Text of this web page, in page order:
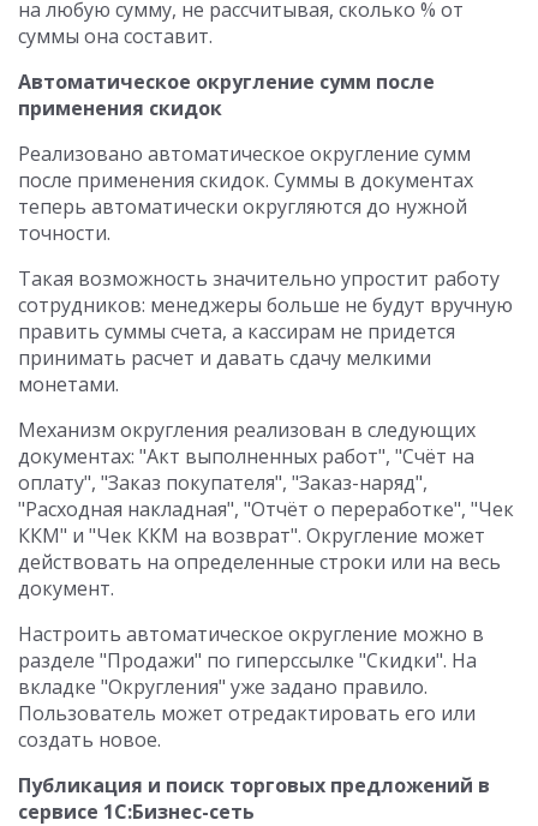
на любую сумму, не рассчитывая, сколько % от
суммы она составит.
Автоматическое округление сумм после
применения скидок
Реализовано автоматическое округление сумм
после применения скидок. Суммы в документах
теперь автоматически округляются до нужной
точности.
Такая возможность значительно упростит работу
сотрудников: менеджеры больше не будут вручную
править суммы счета, а кассирам не придется
принимать расчет и давать сдачу мелкими
монетами.
Механизм округления реализован в следующих
документах: "Акт выполненных работ", "Счёт на
оплату", "Заказ покупателя", "Заказ-наряд",
"Расходная накладная", "Отчёт о переработке", "Чек
ККМ" и "Чек ККМ на возврат". Округление может
действовать на определенные строки или на весь
документ.
Настроить автоматическое округление можно в
разделе "Продажи" по гиперссылке "Скидки". На
вкладке "Округления" уже задано правило.
Пользователь может отредактировать его или
создать новое.
Публикация и поиск торговых предложений в
сервисе 1С:Бизнес-сеть